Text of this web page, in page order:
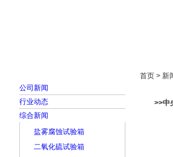
公司新闻
行业动态
综合新闻
盐雾腐蚀试验箱
二氧化硫试验箱
首页 > 新
>>中